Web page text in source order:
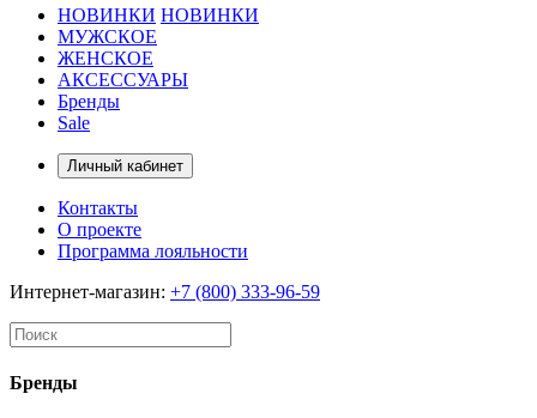
НОВИНКИ НОВИНКИ
МУЖСКОЕ
ЖЕНСКОЕ
АКСЕССУАРЫ
Бренды
Sale
Личный кабинет
Контакты
О проекте
Программа лояльности
Интернет-магазин: +7 (800) 333-96-59
Бренды